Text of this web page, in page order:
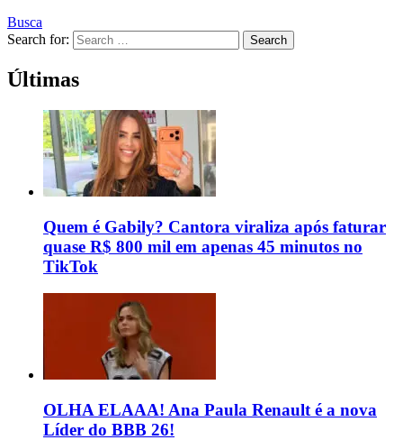
Busca
Search for:
Search
Últimas
Quem é Gabily? Cantora viraliza após faturar
quase R$ 800 mil em apenas 45 minutos no
TikTok
OLHA ELAAA! Ana Paula Renault é a nova
Líder do BBB 26!